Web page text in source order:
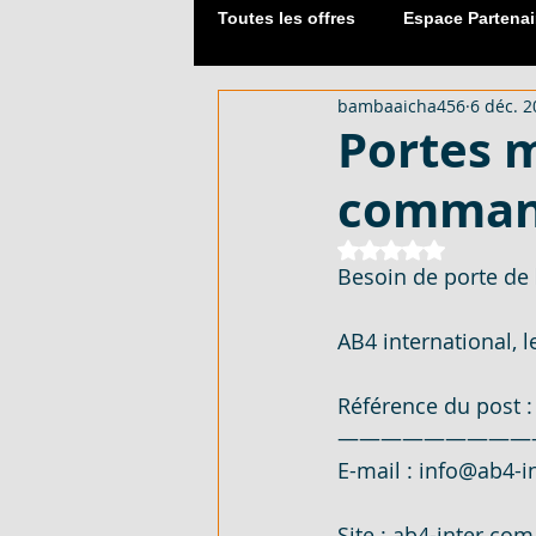
Toutes les offres Espace
Matériaux de Construction
2054 M² AVEC CPF - EN VENTE -
APPARTEMENT 03 PIECES - EN
Portes
bambaaicha456 6 déc.
Noté NaN étoiles
Besoin de porte
AB4 international,
Référence du post
E-mail : info@ab4-